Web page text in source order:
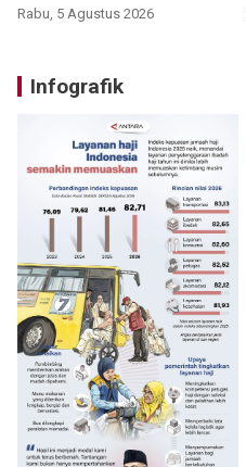
Rabu, 5 Agustus 2026
Infografik